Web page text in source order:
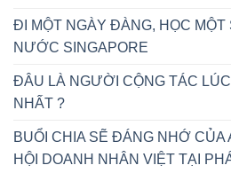
ĐI MỘT NGÀY ĐÀNG, HỌC
NƯỚC SINGAPORE
ĐÂU LÀ NGƯỜI CỘNG TÁC
NHẤT ?
BUỔI CHIA SẼ ĐÁNG NHỚ CỦA
HỘI DOANH NHÂN VIỆT TẠI